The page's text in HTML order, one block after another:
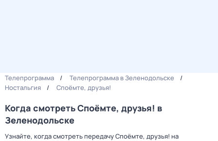
Телепрограмма
Телепрограмма в Зеленодольске
Ностальгия
Споёмте, друзья!
Когда смотреть Споёмте, друзья! в
Зеленодольске
Узнайте, когда смотреть передачу Споёмте, друзья! на